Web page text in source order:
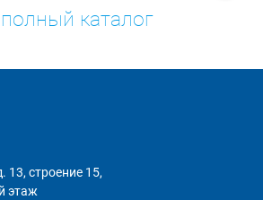
полный каталог
13, строение 15,
этаж